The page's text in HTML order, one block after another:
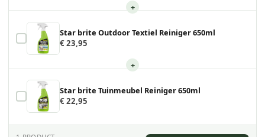
+
Star brite Outdoor Textiel Reiniger 650ml
€ 23,95
+
Star brite Tuinmeubel Reiniger 650ml
€ 22,95